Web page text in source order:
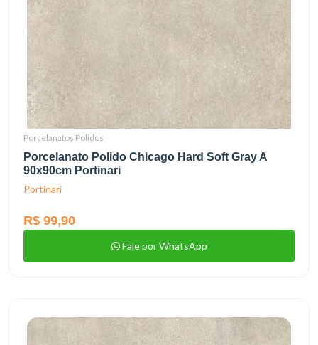
Porcelanatos Polidos
Porcelanato Polido Chicago Hard Soft Gray A
90x90cm Portinari
Portinari
R$ 99,90
Fale por WhatsApp